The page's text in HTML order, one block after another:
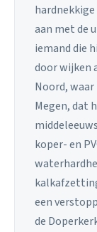
aan met de
iemand die
door wijken
Noord,
Megen, dat
koper- en
een
de